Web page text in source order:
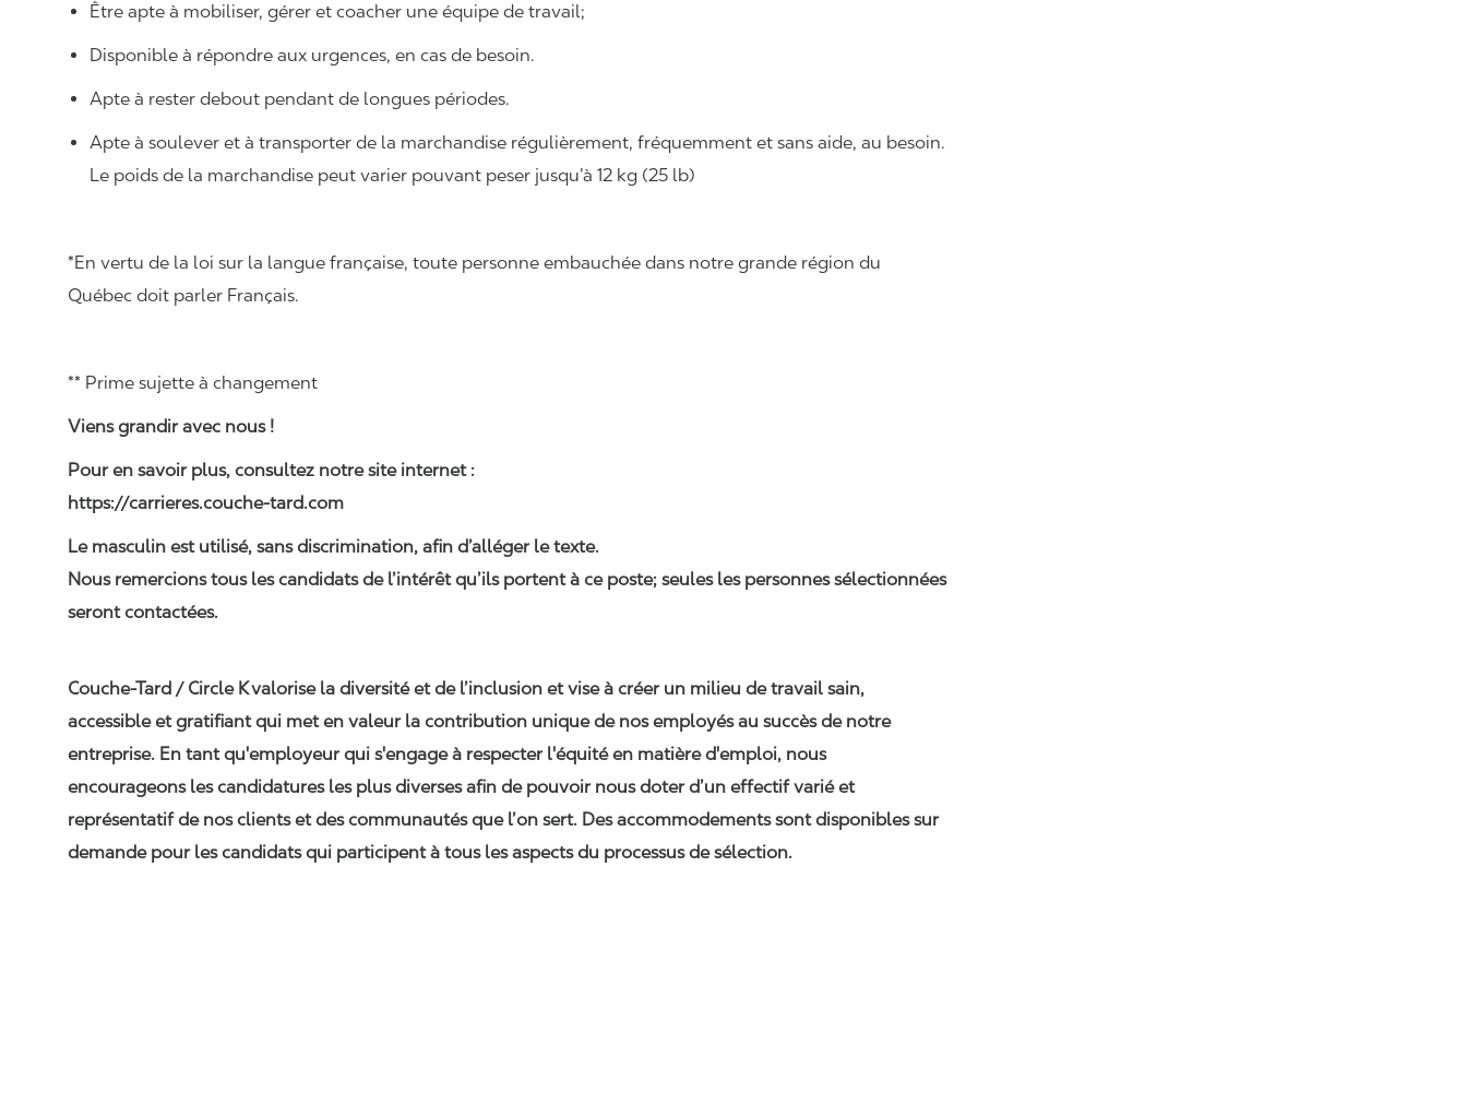
Être apte à mobiliser, gérer et coacher une équipe de travail;
Disponible à répondre aux urgences, en cas de besoin.
Apte à rester debout pendant de longues périodes.
Apte à soulever et à transporter de la marchandise régulièrement, fréquemment et sans aide, au besoin.
Le poids de la marchandise peut varier pouvant peser jusqu’à 12 kg (25 lb)
*En vertu de la loi sur la langue française, toute personne embauchée dans notre grande région du
Québec doit parler Français.
** Prime sujette à changement
Viens grandir avec nous !
Pour en savoir plus, consultez notre site internet :
https://carrieres.couche-tard.com
Le masculin est utilisé, sans discrimination, afin d’alléger le texte.
Nous remercions tous les candidats de l’intérêt qu’ils portent à ce poste; seules les personnes sélectionnées
seront contactées.
Couche-Tard / Circle Kvalorise la diversité et de l’inclusion et vise à créer un milieu de travail sain,
accessible et gratifiant qui met en valeur la contribution unique de nos employés au succès de notre
entreprise. En tant qu'employeur qui s'engage à respecter l'équité en matière d'emploi, nous
encourageons les candidatures les plus diverses afin de pouvoir nous doter d’un effectif varié et
représentatif de nos clients et des communautés que l’on sert. Des accommodements sont disponibles sur
demande pour les candidats qui participent à tous les aspects du processus de sélection.